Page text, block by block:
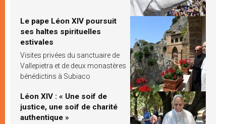
Le pape Léon XIV poursuit
ses haltes spirituelles
estivales
Visites privées du sanctuaire de
Vallepietra et de deux monastères
bénédictins à Subiaco
Léon XIV : « Une soif de
justice, une soif de charité
authentique »